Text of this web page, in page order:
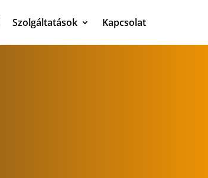
Szolgáltatások Kapcsolat